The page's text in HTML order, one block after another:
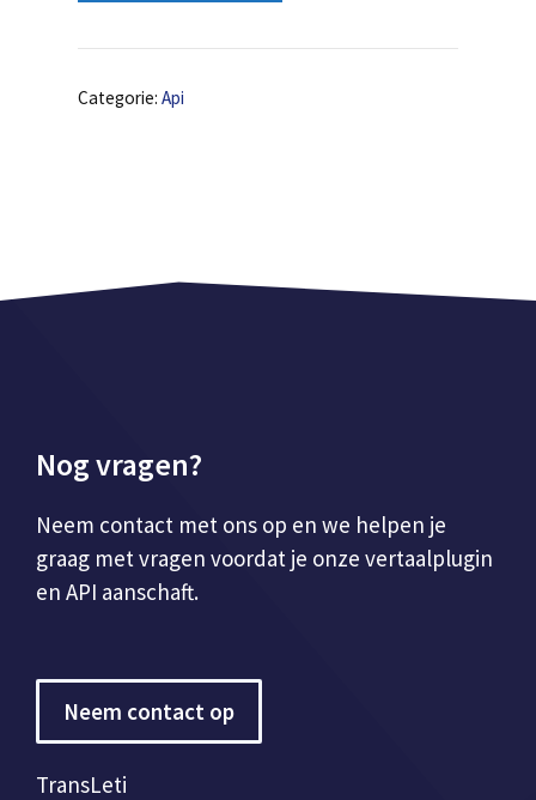
Categorie: Api
Nog vragen?
Neem contact met ons op en we helpen je
graag met vragen voordat je onze vertaalplugin
en API aanschaft.
Neem contact op
TransLeti